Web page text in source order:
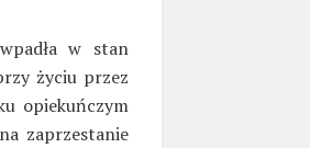
w stan
życiu przez
opiekuńczym
zaprzestanie